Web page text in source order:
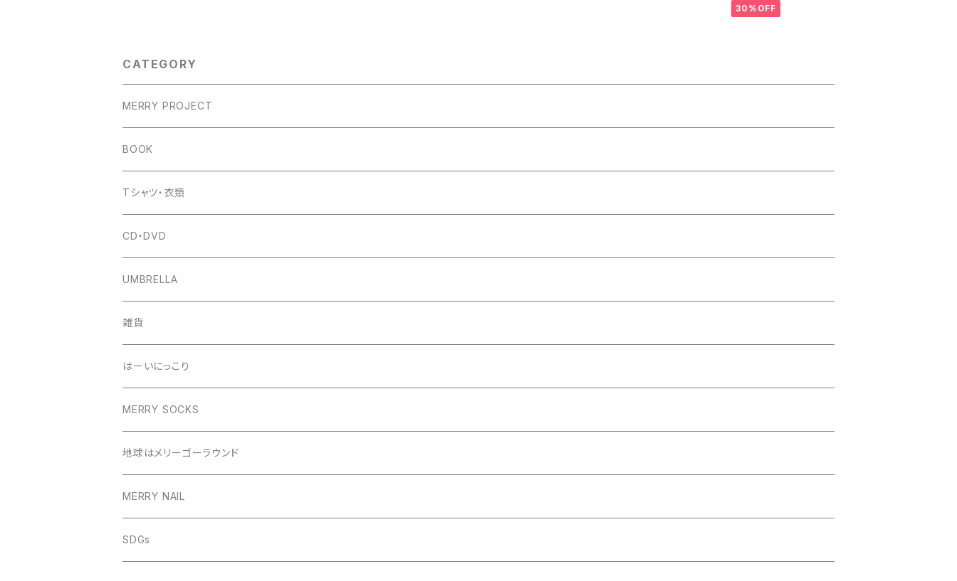
30%OFF
CATEGORY
MERRY PROJECT
BOOK
Tシャツ・衣類
CD・DVD
UMBRELLA
雑貨
はーいにっこり
MERRY SOCKS
地球はメリーゴーラウンド
MERRY NAIL
SDGs